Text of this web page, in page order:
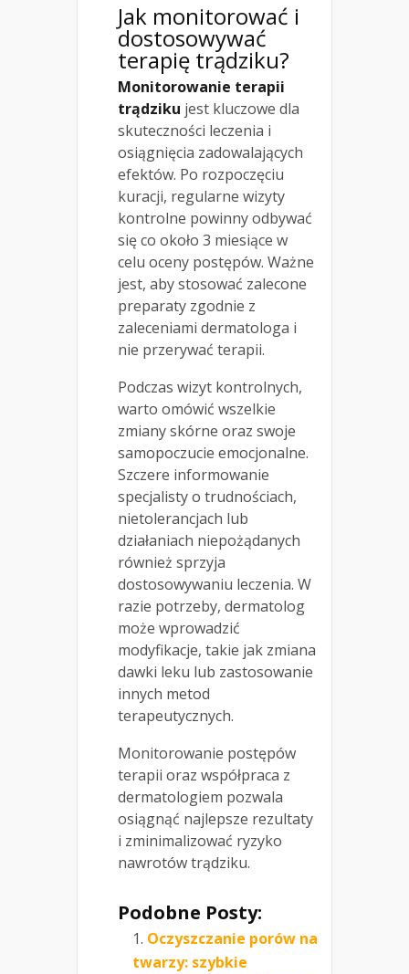
Jak monitorować i
dostosowywać
terapię trądziku?
Monitorowanie terapii
trądziku jest kluczowe dla
skuteczności leczenia i
osiągnięcia zadowalających
efektów. Po rozpoczęciu
kuracji, regularne wizyty
kontrolne powinny odbywać
się co około 3 miesiące w
celu oceny postępów. Ważne
jest, aby stosować zalecone
preparaty zgodnie z
zaleceniami dermatologa i
nie przerywać terapii.
Podczas wizyt kontrolnych,
warto omówić wszelkie
zmiany skórne oraz swoje
samopoczucie emocjonalne.
Szczere informowanie
specjalisty o trudnościach,
nietolerancjach lub
działaniach niepożądanych
również sprzyja
dostosowywaniu leczenia. W
razie potrzeby, dermatolog
może wprowadzić
modyfikacje, takie jak zmiana
dawki leku lub zastosowanie
innych metod
terapeutycznych.
Monitorowanie postępów
terapii oraz współpraca z
dermatologiem pozwala
osiągnąć najlepsze rezultaty
i zminimalizować ryzyko
nawrotów trądziku.
Podobne Posty:
Oczyszczanie porów na
twarzy: szybkie